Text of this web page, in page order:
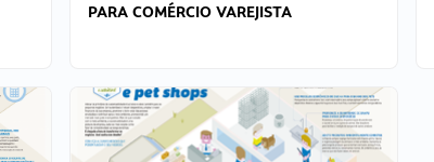
PARA COMÉRCIO VAREJISTA